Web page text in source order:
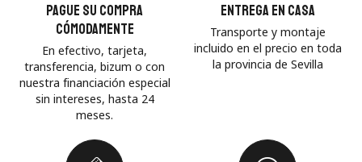
Pague su compra
cómodamente
En efectivo, tarjeta,
transferencia, bizum o con
nuestra financiación especial
sin intereses, hasta 24
meses.
Entrega en casa
Transporte y montaje
incluido en el precio en toda
la provincia de Sevilla